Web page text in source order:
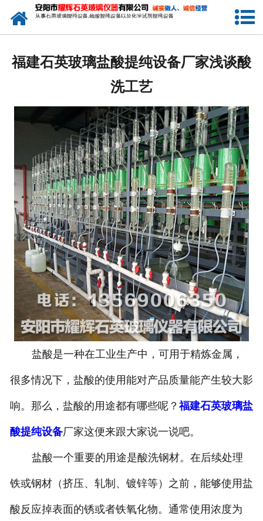
网站首页
产品中心
生产设备
工程业绩
发货展示
联系我们
福建石英玻璃盐酸提纯设备厂家浅谈酸
洗工艺
盐酸是一种在工业生产中，可用于精炼金属，
很多情况下，盐酸的使用能对产品质量能产生较大影
响。那么，盐酸的用途都有哪些呢？ 福建石英玻璃盐
酸提纯设备厂家这便来跟大家说一说吧。
盐酸一个重要的用途是酸洗钢材。在后续处理
铁或钢材（挤压、轧制、镀锌等）之前，能够使用盐
酸反应掉表面的锈或者铁氧化物。通常使用浓度为